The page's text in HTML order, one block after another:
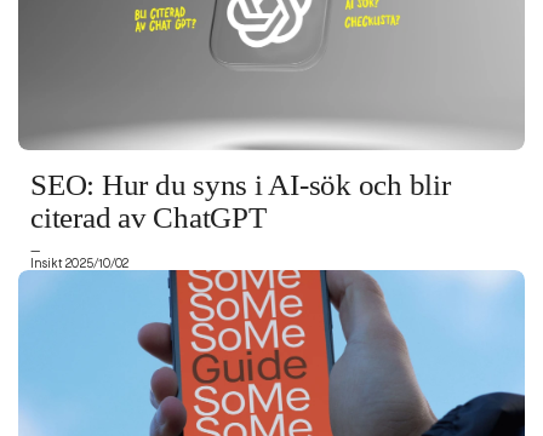
SEO: Hur du syns i AI-sök och blir
citerad av ChatGPT
—
Insikt 2025/10/02